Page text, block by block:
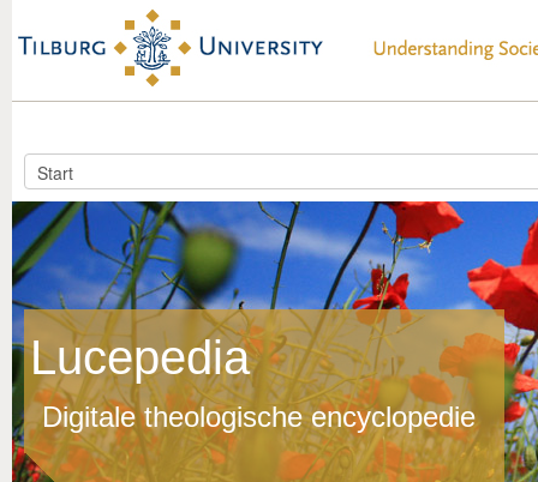
Lucepedia
Digitale theologische encyclopedie